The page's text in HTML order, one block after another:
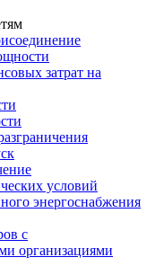
затрат на
условий
энергоснабжения
с
организациями